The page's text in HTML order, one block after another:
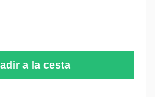
a la cesta